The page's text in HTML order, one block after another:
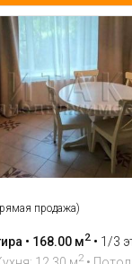
продажа)
• 168.00 м2 • 1/3
2